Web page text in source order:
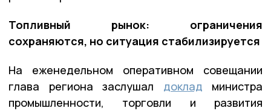
Топливный рынок: ограничения
сохраняются, но ситуация стабилизируется
На еженедельном оперативном совещании
глава региона заслушал доклад министра
промышленности, торговли и развития